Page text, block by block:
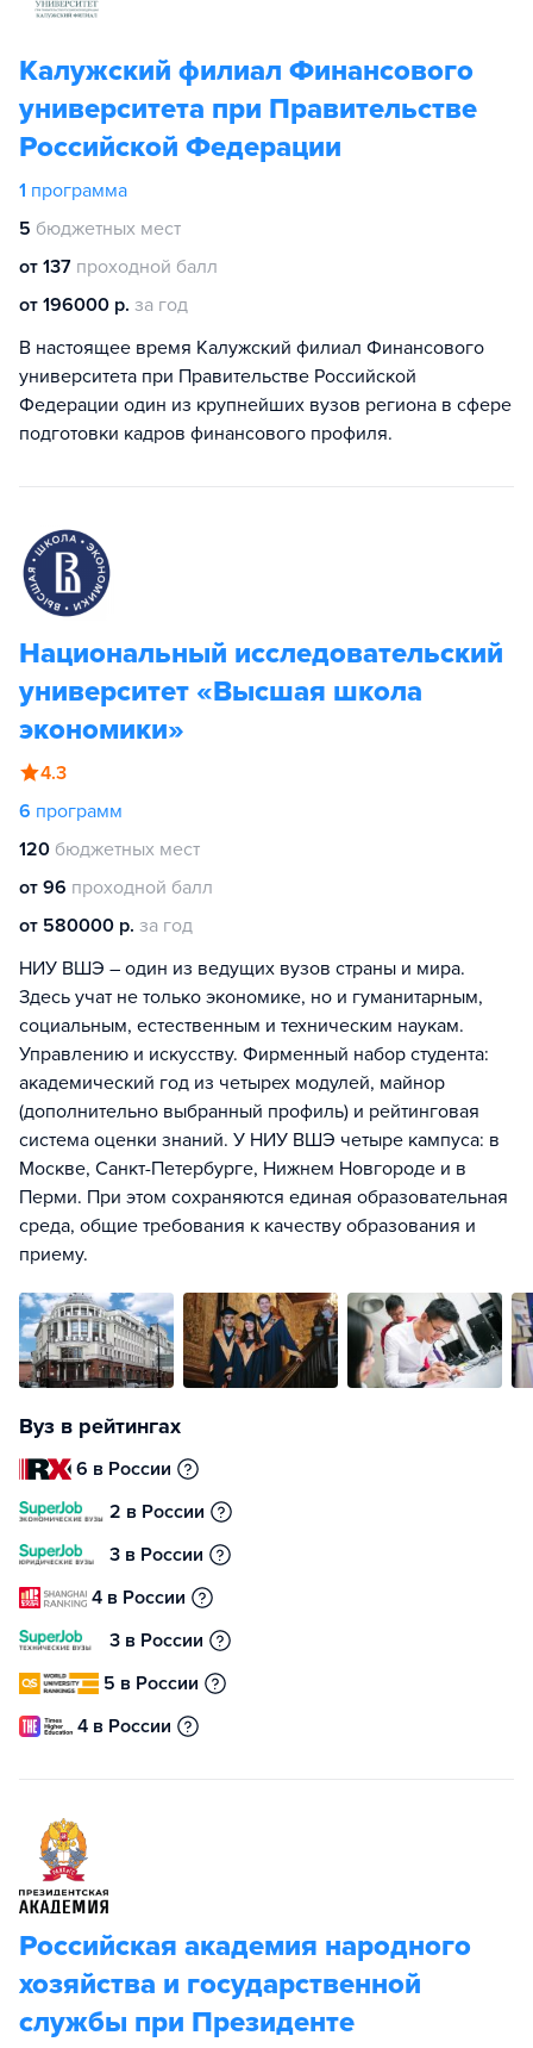
Калужский филиал Финансового
университета при Правительстве
Российской Федерации
1 программа
5 бюджетных мест
от 137 проходной балл
от 196000 р. за год
В настоящее время Калужский филиал Финансового
университета при Правительстве Российской
Федерации один из крупнейших вузов региона в сфере
подготовки кадров финансового профиля.
Национальный исследовательский
университет «Высшая школа
экономики»
4.3
6 программ
120 бюджетных мест
от 96 проходной балл
от 580000 р. за год
НИУ ВШЭ – один из ведущих вузов страны и мира.
Здесь учат не только экономике, но и гуманитарным,
социальным, естественным и техническим наукам.
Управлению и искусству. Фирменный набор студента:
академический год из четырех модулей, майнор
(дополнительно выбранный профиль) и рейтинговая
система оценки знаний. У НИУ ВШЭ четыре кампуса: в
Москве, Санкт-Петербурге, Нижнем Новгороде и в
Перми. При этом сохраняются единая образовательная
среда, общие требования к качеству образования и
приему.
Вуз в рейтингах
6 в России
2 в России
3 в России
4 в России
3 в России
5 в России
4 в России
Российская академия народного
хозяйства и государственной
службы при Президенте